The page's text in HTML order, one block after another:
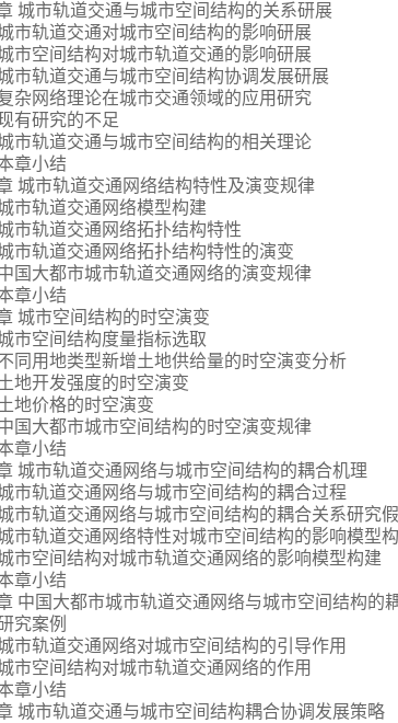
城市轨道交通与城市空间结构的关系研展
市轨道交通对城市空间结构的影响研展
市空间结构对城市轨道交通的影响研展
市轨道交通与城市空间结构协调发展研展
杂网络理论在城市交通领域的应用研究
有研究的不足
市轨道交通与城市空间结构的相关理论
章小结
城市轨道交通网络结构特性及演变规律
市轨道交通网络模型构建
市轨道交通网络拓扑结构特性
市轨道交通网络拓扑结构特性的演变
国大都市城市轨道交通网络的演变规律
章小结
城市空间结构的时空演变
市空间结构度量指标选取
同用地类型新增土地供给量的时空演变分析
地开发强度的时空演变
地价格的时空演变
国大都市城市空间结构的时空演变规律
章小结
城市轨道交通网络与城市空间结构的耦合机理
市轨道交通网络与城市空间结构的耦合过程
市轨道交通网络与城市空间结构的耦合关系研究
市轨道交通网络特性对城市空间结构的影响模型
市空间结构对城市轨道交通网络的影响模型构建
章小结
中国大都市城市轨道交通网络与城市空间结构的
究案例
市轨道交通网络对城市空间结构的引导作用
市空间结构对城市轨道交通网络的作用
章小结
城市轨道交通与城市空间结构耦合协调发展策略